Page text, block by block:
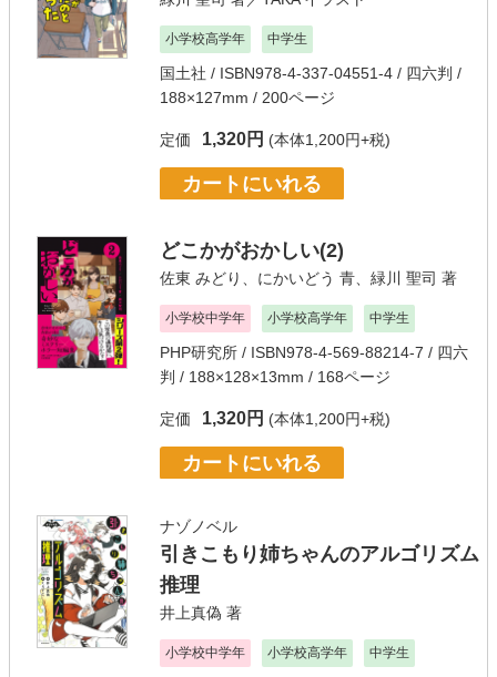
小学校高学年 中学生
国土社 / ISBN978-4-337-04551-4 / 四六判 /
188×127mm / 200ページ
定価 1,320円 (本体1,200円+税)
カートにいれる
どこかがおかしい(2)
佐東 みどり にかいどう 青 緑川 聖司 著
小学校中学年 小学校高学年 中学生
PHP研究所 / ISBN978-4-569-88214-7 / 四六
判 / 188×128×13mm / 168ページ
定価 1,320円 (本体1,200円+税)
カートにいれる
ナゾノベル
引きこもり姉ちゃんのアルゴリズム
推理
井上真偽 著
小学校中学年 小学校高学年 中学生